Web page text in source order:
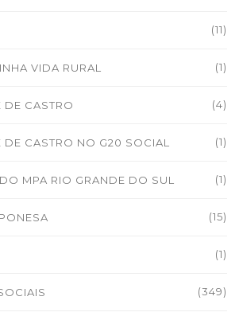
(11)
VIDA RURAL (1)
DE CASTRO (4)
CASTRO NO G20 SOCIAL (1)
MPA RIO GRANDE DO SUL (1)
(15)
(1)
(349)